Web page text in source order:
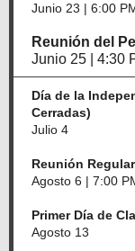
Junio 23 | 6:00
Reunión del
Junio 25 | 4:30
Día de la
Cerradas)
Julio 4
Reunión
Agosto 6 | 7:00
Primer Día de
Agosto 13